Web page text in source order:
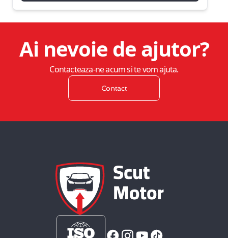
Ai nevoie de ajutor?
Contacteaza-ne acum si te vom ajuta.
Contact